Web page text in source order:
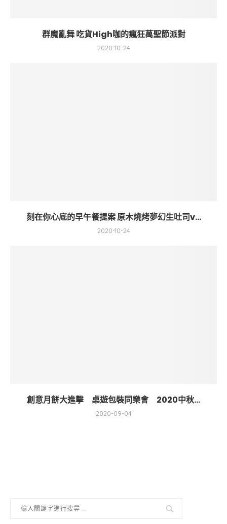
群魔亂舞 吃貨High咖的瘋狂萬聖節派對
2020-10-24
刻在你心底的早午餐提案 原木燒烤夢幻生吐司v...
2020-10-24
創意月餅大進擊 桌遊包裝同樂會 2020中秋...
2020-09-04